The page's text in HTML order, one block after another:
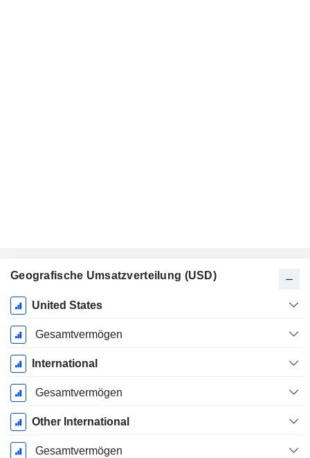
Geografische Umsatzverteilung (USD)
Ende d.
Geschäftsjahres:
Dezember
United States
Gesamtvermögen
International
Gesamtvermögen
Other International
Gesamtvermögen